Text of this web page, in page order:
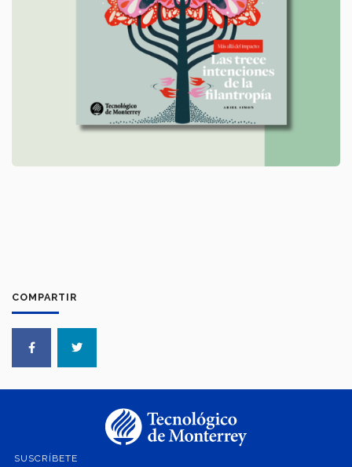
COMPARTIR
SUSCRÍBETE